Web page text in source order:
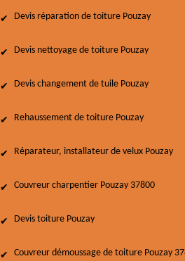
Devis réparation de toiture Pouzay
Devis nettoyage de toiture Pouzay
Devis changement de tuile Pouzay
Rehaussement de toiture Pouzay
Réparateur, installateur de velux Pouzay
Couvreur charpentier Pouzay 37800
Devis toiture Pouzay
Couvreur démoussage de toiture Pouzay